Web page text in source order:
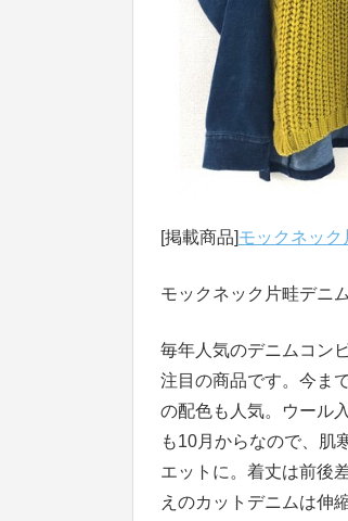
[掲載商品]モックネック
モックネック片畦デニ
毎年人気のデニムコン
注目の商品です。今ま
の配色も人気。ウール
も10月からなので、肌
エットに。着丈は前後
えのカットデニムは伸